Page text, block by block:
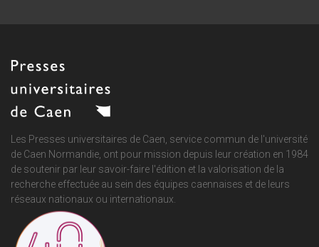
Les Presses universitaires de Caen, service commun de l'université
de Caen Normandie , ont pour mission depuis leur création en 1984
de soutenir par leur savoir-faire l'édition et la valorisation de la
recherche effectuée au sein des équipes caennaises et de leurs
réseaux nationaux ou internationaux.